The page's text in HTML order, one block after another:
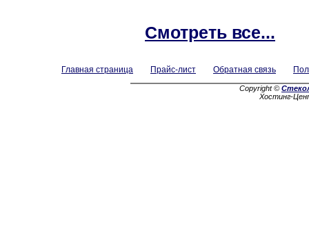
Смотреть все...
Главная страница Прайс-лист Обратная связь
Copyright ©
Хостинг-